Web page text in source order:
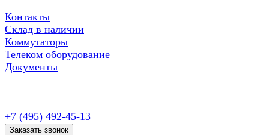
Контакты
Склад в наличии
Коммутаторы
Телеком оборудование
Документы
+7 (495) 492-45-13
Заказать звонок